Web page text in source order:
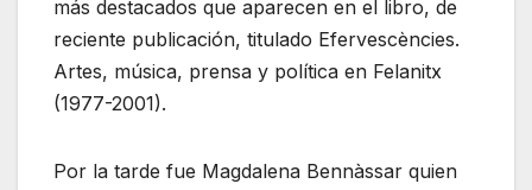
más destacados que aparecen en el libro, de
reciente publicación, titulado Efervescències.
Artes, música, prensa y política en Felanitx
(1977-2001).
Por la tarde fue Magdalena Bennàssar quien